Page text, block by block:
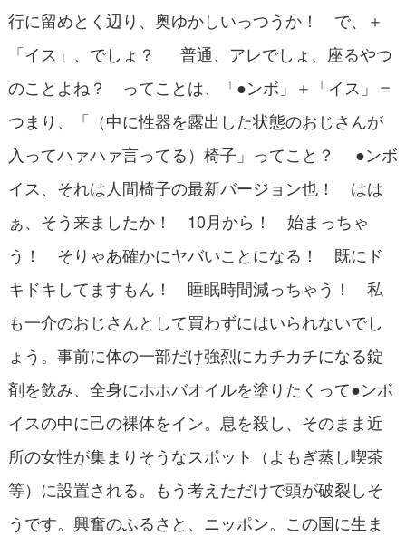
行に留めとく辺り、奥ゆかしいっつうか！ で、＋
「イス」、でしょ？ 普通、アレでしょ、座るやつ
のことよね？ ってことは、「●ンボ」＋「イス」＝
つまり、「（中に性器を露出した状態のおじさんが
入ってハァハァ言ってる）椅子」ってこと？ ●ンボ
イス、それは人間椅子の最新バージョン也！ はは
ぁ、そう来ましたか！ 10月から！ 始まっちゃ
う！ そりゃあ確かにヤバいことになる！ 既にド
キドキしてますもん！ 睡眠時間減っちゃう！ 私
も一介のおじさんとして買わずにはいられないでし
ょう。事前に体の一部だけ強烈にカチカチになる錠
剤を飲み、全身にホホバオイルを塗りたくって●ンボ
イスの中に己の裸体をイン。息を殺し、そのまま近
所の女性が集まりそうなスポット（よもぎ蒸し喫茶
等）に設置される。もう考えただけで頭が破裂しそ
うです。興奮のふるさと、ニッポン。この国に生ま